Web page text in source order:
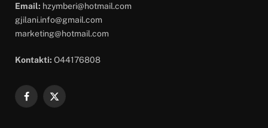
Email: hzymberi@hotmail.com
gjilani.info@gmail.com
marketing@hotmail.com
Kontakti: O44176808
Facebook
X